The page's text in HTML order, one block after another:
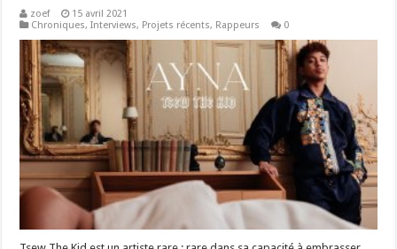
zoef
15 avril 2021
Chroniques,Interviews, Projets récents, Rappeurs 0